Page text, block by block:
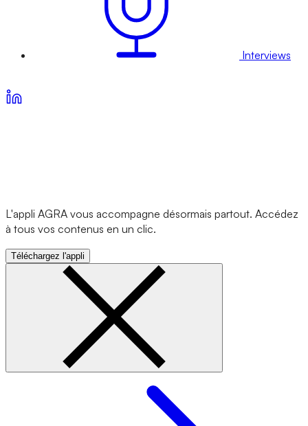
Interviews
L'appli AGRA vous accompagne désormais partout. Accédez
à tous vos contenus en un clic.
Téléchargez l'appli